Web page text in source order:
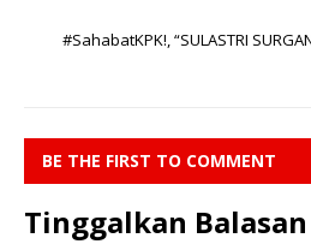
#SahabatKPK!, “SULASTRI
BE THE FIRST TO COMMENT
Tinggalkan Balasan